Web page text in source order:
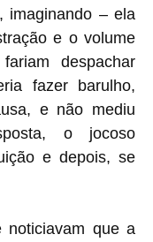
imaginando – ela
e o volume
despachar
fazer barulho,
e não mediu
o jocoso
e depois, se
noticiavam que a